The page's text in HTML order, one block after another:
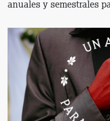
anuales y semestrales